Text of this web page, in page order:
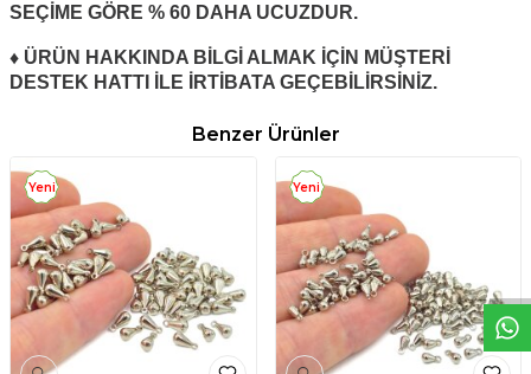
SEÇİME GÖRE % 60 DAHA UCUZDUR.
♦ ÜRÜN HAKKINDA BİLGİ ALMAK İÇİN MÜŞTERİ
DESTEK HATTI İLE İRTİBATA GEÇEBİLİRSİNİZ.
Benzer Ürünler
Yeni Yeni